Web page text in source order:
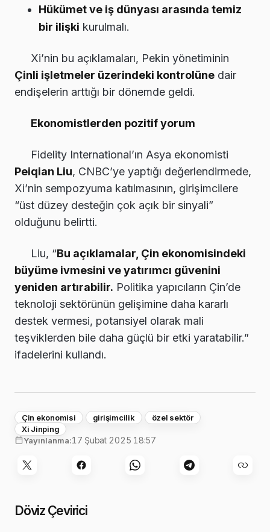
Hükümet ve iş dünyası arasında temiz
bir ilişki kurulmalı.
Xi’nin bu açıklamaları, Pekin yönetiminin
Çinli işletmeler üzerindeki kontrolüne dair
endişelerin arttığı bir dönemde geldi.
Ekonomistlerden pozitif yorum
Fidelity International’ın Asya ekonomisti
Peiqian Liu, CNBC’ye yaptığı değerlendirmede,
Xi’nin sempozyuma katılmasının, girişimcilere
“üst düzey desteğin çok açık bir sinyali”
olduğunu belirtti.
Liu, “Bu açıklamalar, Çin ekonomisindeki
büyüme ivmesini ve yatırımcı güvenini
yeniden artırabilir. Politika yapıcıların Çin’de
teknoloji sektörünün gelişimine daha kararlı
destek vermesi, potansiyel olarak mali
teşviklerden bile daha güçlü bir etki yaratabilir.”
ifadelerini kullandı.
Çin ekonomisi girişimcilik
özel sektör
Xi Jinping
Yayınlanma:17 Şubat 2025 18:57
Döviz Çevirici